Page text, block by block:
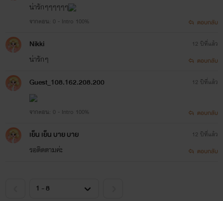
น่ารักๆๆๆๆๆๆ
จากตอน: 0 - Intro 100% ตอบกลับ
Nikki
น่ารักๆ
12 ปีที่แล้ว
ตอบกลับ
Guest_108.162.208.200
จากตอน: 0 - Intro 100%
12 ปีที่แล้ว
ตอบกลับ
เย็น เย็น บาย บาย
รอติดตามค่ะ
12 ปีที่แล้ว
ตอบกลับ